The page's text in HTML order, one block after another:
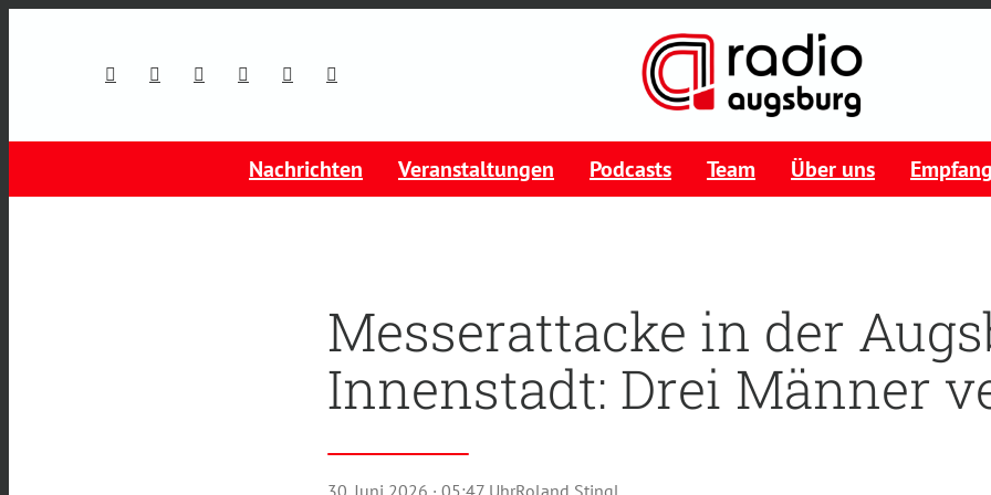
Nachrichten Veranstaltungen Podcasts Team Über uns Empfang
Messerattacke in der
Innenstadt: Drei Männer